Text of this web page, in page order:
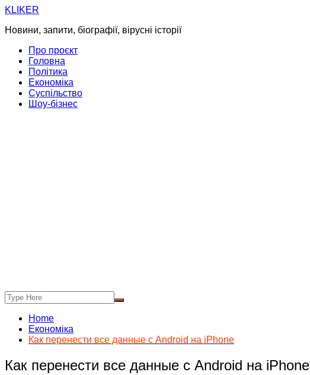
Skip
content
KLIKER
Новини, запити, біографії, вірусні історії
Про проєкт
Головна
Політика
Економіка
Суспільство
Шоу-бізнес
Home
Економіка
Как перенести все данные с Android на iPhone
Как перенести все данные с Android на iPhone